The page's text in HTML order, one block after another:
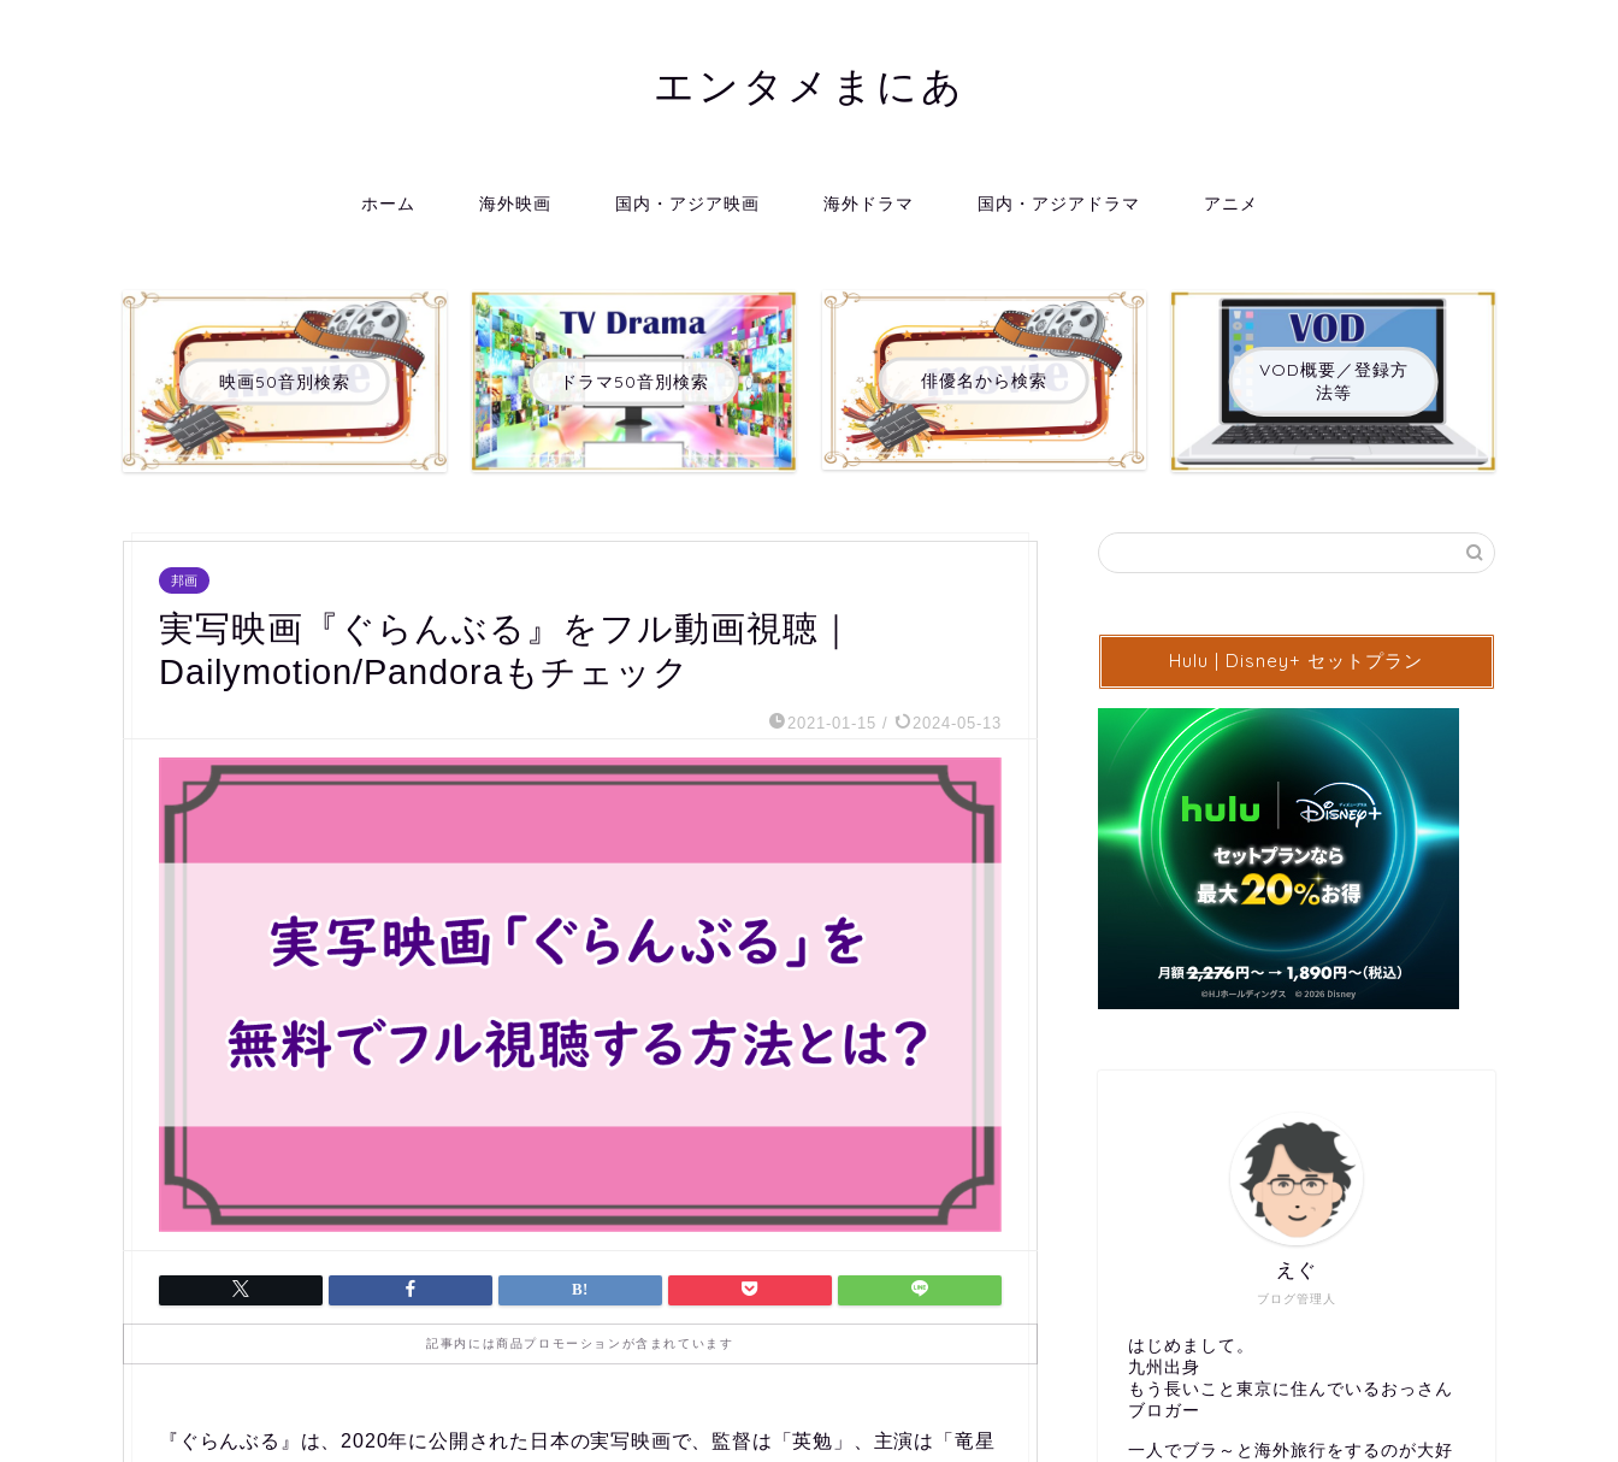
エンタメまにあ
ホーム 海外映画 国内・アジア映画 海外ドラマ 国内・アジアドラマ アニメ
映画50音別検索 ドラマ50音別検索 俳優名から検索
VOD概要／登録方
法等
邦画
実写映画『ぐらんぶる』をフル動画視聴｜
Dailymotion/Pandoraもチェック
2021-01-15 / 2024-05-13
記事内には商品プロモーションが含まれています
『ぐらんぶる』は、2020年に公開された日本の実写映画で、監督は「英勉」、主演は「竜星
Hulu | Disney+ セットプラン
ブログ管理人
えぐ
はじめまして。
九州出身
もう長いこと東京に住んでいるおっさん
ブロガー
一人でブラ～と海外旅行をするのが大好